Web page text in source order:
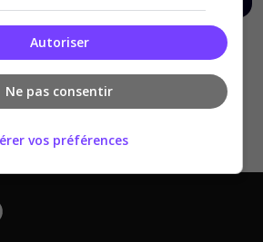
à nos Conditions Générales de
ventes.
Autoriser
Ne pas consentir
vos préférences